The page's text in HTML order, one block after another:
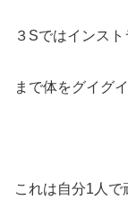
３Sではインス
まで体をグイグ
これは自分1人